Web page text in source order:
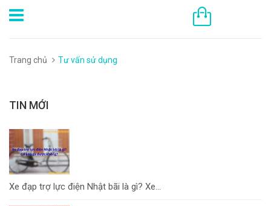
Trang chủ Tư vấn sử dụng
TIN MỚI
Xe đạp trợ lực điện Nhật bãi là gì? Xe...